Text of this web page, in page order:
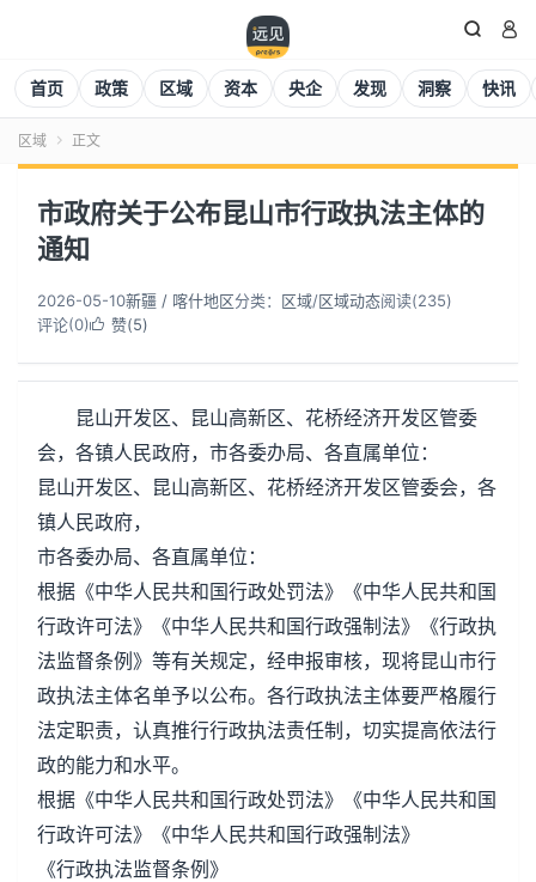
 
首页 政策 区域 资本 央企 发现 洞察 快讯
区域  正文
市政府关于公布昆山市行政执法主体的
通知
2026-05-10新疆 / 喀什地区分类： 区域/区域动态阅读(235)
评论(0) 赞(5)
昆山开发区、昆山高新区、花桥经济开发区管委
会，各镇人民政府，市各委办局、各直属单位：
昆山开发区、昆山高新区、花桥经济开发区管委会，各
镇人民政府，
市各委办局、各直属单位：
根据《中华人民共和国行政处罚法》《中华人民共和国
行政许可法》《中华人民共和国行政强制法》《行政执
法监督条例》等有关规定，经申报审核，现将昆山市行
政执法主体名单予以公布。各行政执法主体要严格履行
法定职责，认真推行行政执法责任制，切实提高依法行
政的能力和水平。
根据《中华人民共和国行政处罚法》《中华人民共和国
行政许可法》《中华人民共和国行政强制法》
《行政执法监督条例》